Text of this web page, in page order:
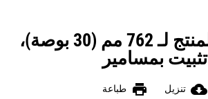
مواصفات المنتج لـ 762 مم (30 بوصة)،
تثبيت بمسامير
cloud_download تنزيل print طباعة